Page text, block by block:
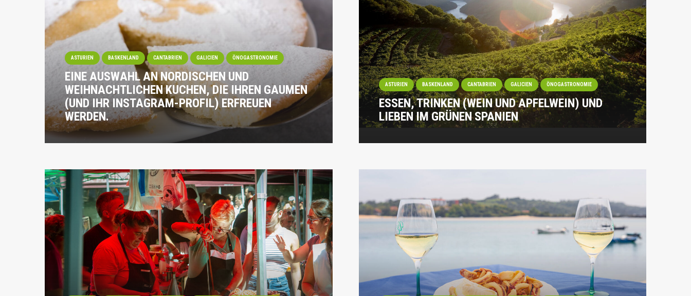
ASTURIEN BASKENLAND CANTABRIEN GALICIEN ÖNOGASTRONOMIE
EINE AUSWAHL AN NORDISCHEN UND
WEIHNACHTLICHEN KUCHEN, DIE IHREN GAUMEN
(UND IHR INSTAGRAM-PROFIL) ERFREUEN
WERDEN.
ASTURIEN BASKENLAND CANTABRIEN GALICIEN ÖNOGASTRONOMIE
ESSEN, TRINKEN (WEIN UND APFELWEIN) UND
LIEBEN IM GRÜNEN SPANIEN